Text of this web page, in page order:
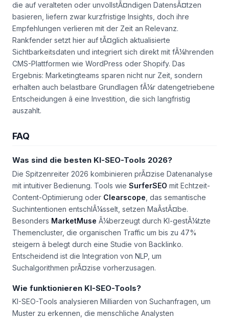
die auf veralteten oder unvollstÃ¤ndigen DatensÃ¤tzen
basieren, liefern zwar kurzfristige Insights, doch ihre
Empfehlungen verlieren mit der Zeit an Relevanz.
Rankfender setzt hier auf tÃ¤glich aktualisierte
Sichtbarkeitsdaten und integriert sich direkt mit fÃ¼hrenden
CMS-Plattformen wie WordPress oder Shopify. Das
Ergebnis: Marketingteams sparen nicht nur Zeit, sondern
erhalten auch belastbare Grundlagen fÃ¼r datengetriebene
Entscheidungen â eine Investition, die sich langfristig
auszahlt.
FAQ
Was sind die besten KI-SEO-Tools 2026?
Die Spitzenreiter 2026 kombinieren prÃ¤zise Datenanalyse
mit intuitiver Bedienung. Tools wie SurferSEO mit Echtzeit-
Content-Optimierung oder Clearscope , das semantische
Suchintentionen entschlÃ¼sselt, setzen MaÃstÃ¤be.
Besonders MarketMuse Ã¼berzeugt durch KI-gestÃ¼tzte
Themencluster, die organischen Traffic um bis zu 47%
steigern â belegt durch eine Studie von Backlinko.
Entscheidend ist die Integration von NLP, um
Suchalgorithmen prÃ¤zise vorherzusagen.
Wie funktionieren KI-SEO-Tools?
KI-SEO-Tools analysieren Milliarden von Suchanfragen, um
Muster zu erkennen, die menschliche Analysten